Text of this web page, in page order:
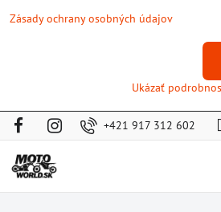
+421 917 312 602
Zásady ochrany osobných údajov
Ukázať